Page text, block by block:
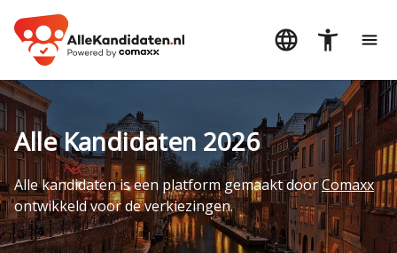
Alle Kandidaten 2026
Alle kandidaten is een platform gemaakt doorComaxx
ontwikkeld voor de verkiezingen.